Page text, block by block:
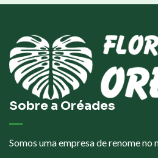
Sobre a Oréades
Somos uma empresa de renome